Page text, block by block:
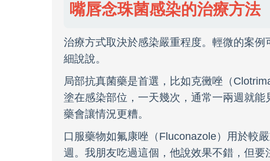
嘴唇念珠菌感染的治療方法
治療方式取決於感染嚴重程度。輕微的案
細說說。
局部抗真菌藥是首選，比如克黴唑（
塗在感染部位，一天幾次，通常一兩週就
藥會讓情況更糟。
口服藥物如氟康唑（Fluconazole）用於較
週。我朋友吃過這個，他說效果不錯，但要